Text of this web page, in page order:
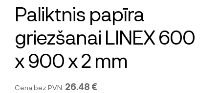
Paliktnis papīra
griezšanai LINEX 600
x 900 x 2 mm
Cena bez PVN: 26.48 €